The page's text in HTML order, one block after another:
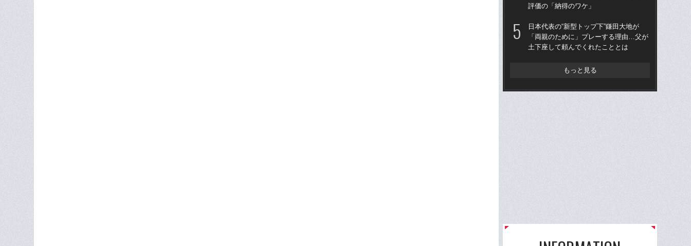
評価の「納得のワケ」
日本代表の“新型トップ下”鎌田大地が
「両親のために」プレーする理由…父が
土下座して頼んでくれたこととは
もっと見る